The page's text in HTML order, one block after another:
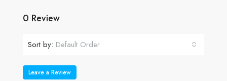
0 Review
Sort by: Default Order
Leave a Review